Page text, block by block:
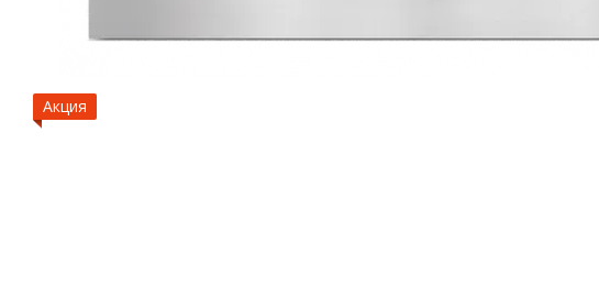
Акция